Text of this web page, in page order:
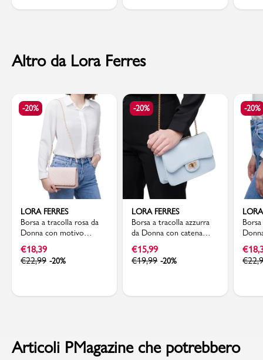
Altro da Lora Ferres
-20%
LORA FERRES
Borsa a tracolla rosa da
Donna con motivo
trapuntato Lora Ferres
€18,39
€22,99 -20%
-20%
LORA FERRES
Borsa a tracolla azzurra
da Donna con catena
dorata Lora Ferres
€15,99
€19,99 -20%
-20%
€
€
Articoli PMagazine che potrebbero